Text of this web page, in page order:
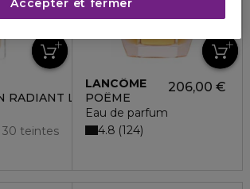
RADIANT LIFTING
30 teintes
LANCÔME
POÊME
Eau de parfum
206,00 €
4.8 124
Accepter et fermer